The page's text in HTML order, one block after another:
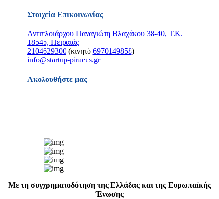
Στοιχεία Επικοινωνίας
Αντιπλοιάρχου Παναγιώτη Βλαχάκου 38-40, Τ.Κ.
18545, Πειραιάς
2104629300(κινητό 6970149858)
info@startup-piraeus.gr
Ακολουθήστε μας
Με τη συγχρηματοδότηση της Ελλάδας και της Ευρωπαϊκής
Ένωσης